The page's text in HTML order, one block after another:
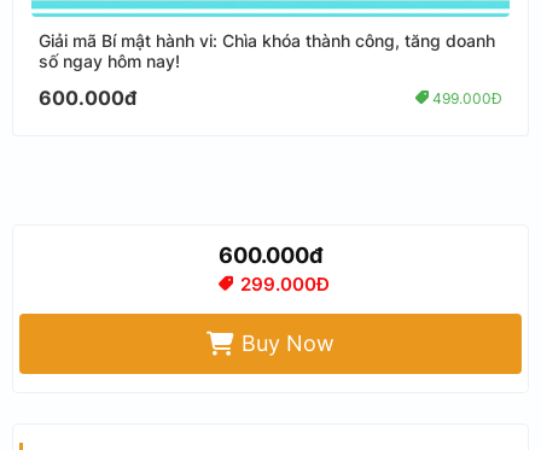
Giải mã Bí mật hành vi: Chìa khóa thành công, tăng doanh
số ngay hôm nay!
600.000đ 499.000Đ
600.000đ
299.000Đ
Buy Now